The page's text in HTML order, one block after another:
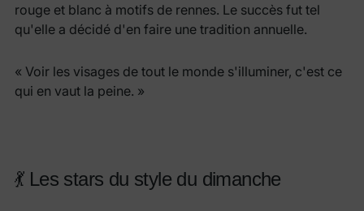
rouge et blanc à motifs de rennes. Le succès fut tel
qu'elle a décidé d'en faire une tradition annuelle.
« Voir les visages de tout le monde s'illuminer, c'est ce
qui en vaut la peine. »
💃 Les stars du style du dimanche